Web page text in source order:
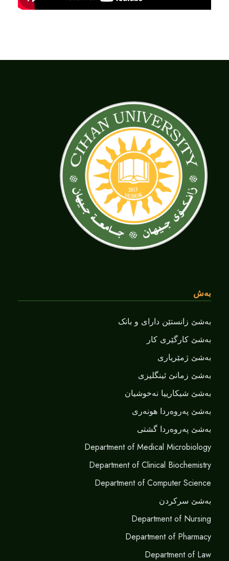
بەش
بەشێ زانستێن دارای و بانک
بەشێ کارگێری کار
بەشێ ژمێریاری
بەشێ زمانێ ‌‌ئینگلیزی
بەشێ شیکارییا نەخوشیان
بەشێ پەروەردا هونەری
بەشێ پەروەردا گشتی
Department of Medical Microbiology
Department of Clinical Biochemistry
Department of Computer Science
بەشێ سرکردن
Department of Nursing
Department of Pharmacy
Department of Law